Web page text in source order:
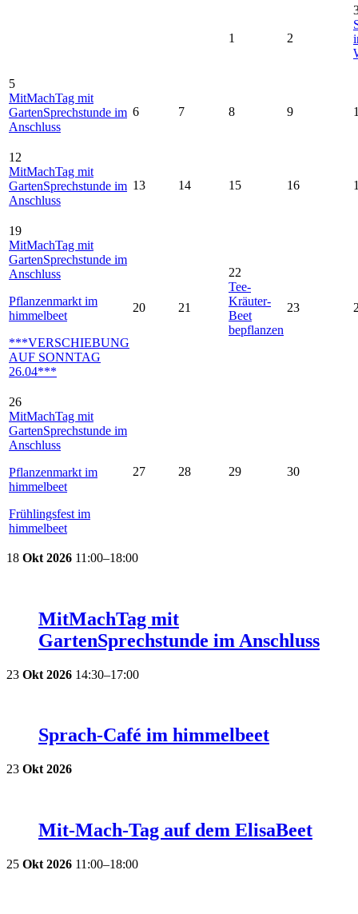
1 2
5
MitMachTag mit
GartenSprechstunde im
Anschluss
6 7 8 9
12
MitMachTag mit
GartenSprechstunde im
Anschluss
13 14 15 16
19
MitMachTag mit
GartenSprechstunde im
Anschluss
Pflanzenmarkt im
himmelbeet
***VERSCHIEBUNG
AUF SONNTAG
26.04***
20 21
22
Tee-
Kräuter-
Beet
bepflanzen
23
26
MitMachTag mit
GartenSprechstunde im
Anschluss
Pflanzenmarkt im
himmelbeet
Frühlingsfest im
himmelbeet
27 28 29 30
18 Okt 2026 11:00–18:00
MitMachTag mit
GartenSprechstunde im Anschluss
23 Okt 2026 14:30–17:00
Sprach-Café im himmelbeet
23 Okt 2026
Mit-Mach-Tag auf dem ElisaBeet
25 Okt 2026 11:00–18:00